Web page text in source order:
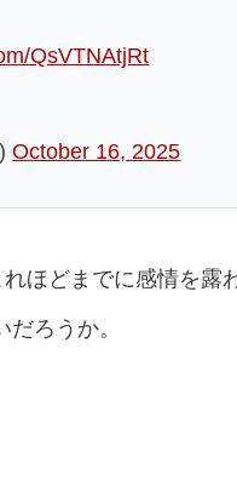
QsVTNAtjRt
October 16, 2025
ほどまでに感情を露
ろうか。